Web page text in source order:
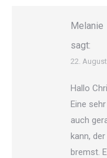
Melanie
sagt:
22.
Hallo
Eine
auch
kann,
bremst.